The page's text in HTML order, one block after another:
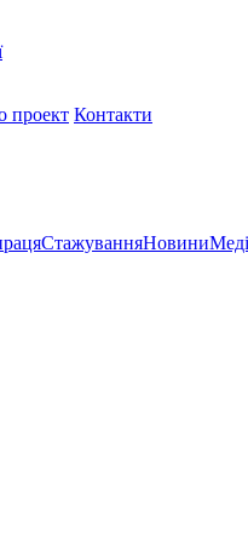
проект Контакти
СтажуванняНовини